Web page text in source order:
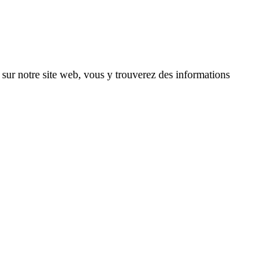
sur notre site web, vous y trouverez des informations